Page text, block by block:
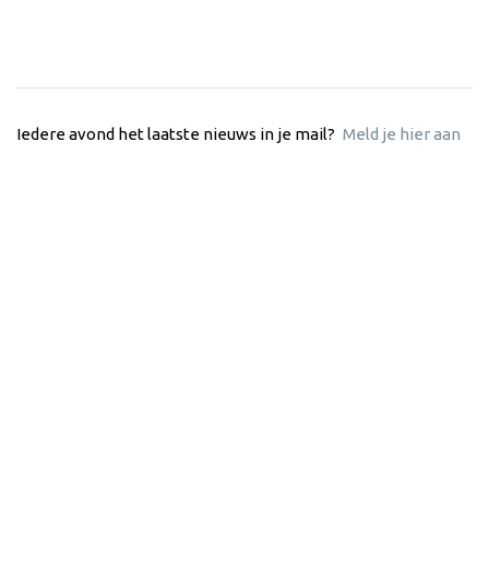
Iedere avond het laatste nieuws in je mail? Meld je hier aan